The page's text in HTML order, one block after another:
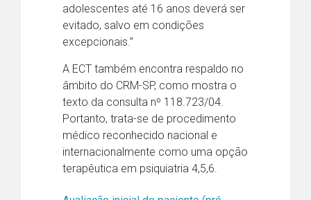
adolescentes até 16 anos deverá ser
evitado, salvo em condições
excepcionais.”
A ECT também encontra respaldo no
âmbito do CRM-SP, como mostra o
texto da consulta nº 118.723/04.
Portanto, trata-se de procedimento
médico reconhecido nacional e
internacionalmente como uma opção
terapêutica em psiquiatria 4,5,6.